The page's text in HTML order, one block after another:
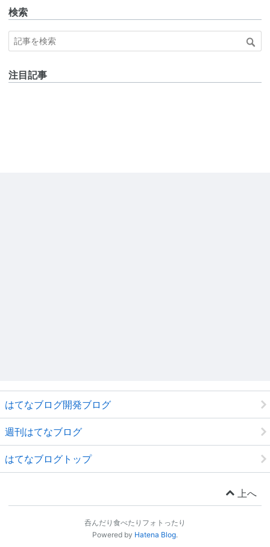
検索
注目記事
はてなブログ開発ブログ
週刊はてなブログ
はてなブログトップ
上へ
呑んだり食べたりフォトったり
Powered by Hatena Blog.